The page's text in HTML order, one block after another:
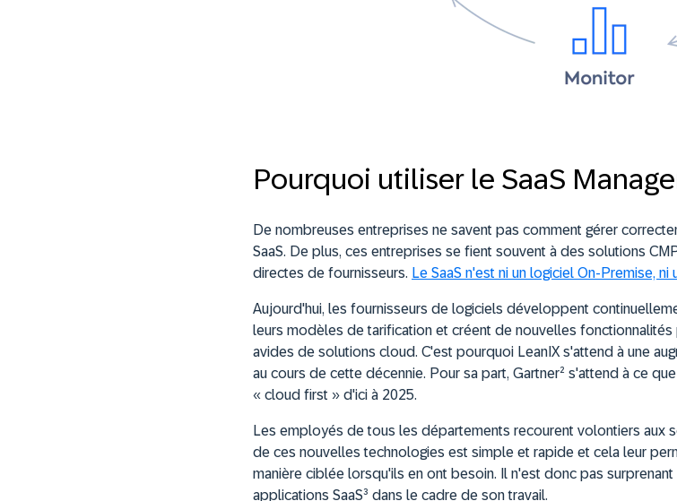
Pourquoi utiliser le SaaS
De nombreuses entreprises ne savent pas comment gérer
SaaS. De plus, ces entreprises se fient souvent à des solutions
directes de fournisseurs. Le SaaS n'est ni un logiciel On-Premise,
Aujourd'hui, les fournisseurs de logiciels développent
leurs modèles de tarification et créent de nouvelles
avides de solutions cloud. C'est pourquoi LeanIX s'attend à une
au cours de cette décennie. Pour sa part, Gartner² s'attend à ce
« cloud first » d'ici à 2025.
Les employés de tous les départements recourent volontiers aux
de ces nouvelles technologies est simple et rapide et cela leur
manière ciblée lorsqu'ils en ont besoin. Il n'est donc pas
applications SaaS³ dans le cadre de son travail.